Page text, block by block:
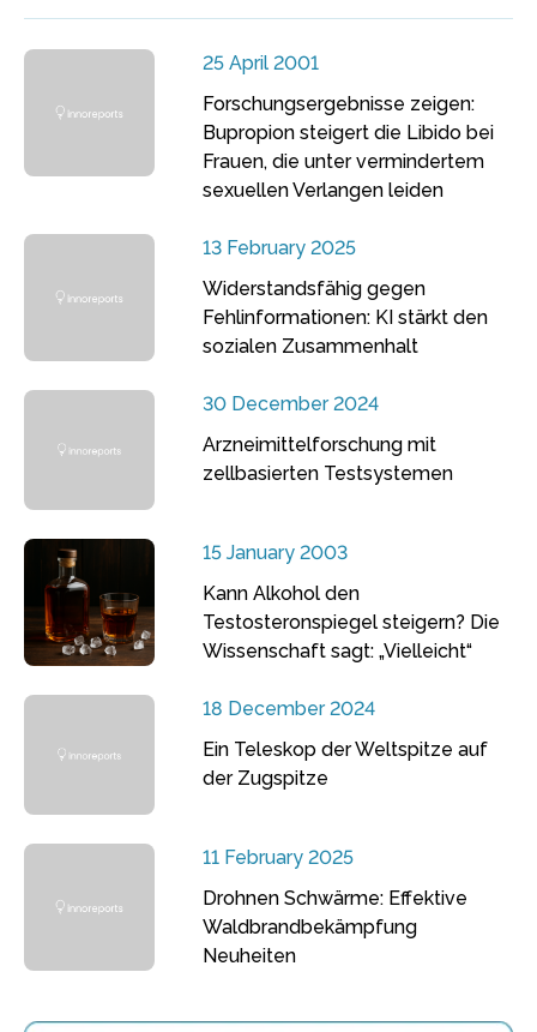
25 April 2001
Forschungsergebnisse zeigen:
Bupropion steigert die Libido bei
Frauen, die unter vermindertem
sexuellen Verlangen leiden
13 February 2025
Widerstandsfähig gegen
Fehlinformationen: KI stärkt den
sozialen Zusammenhalt
30 December 2024
Arzneimittelforschung mit
zellbasierten Testsystemen
15 January 2003
Kann Alkohol den
Testosteronspiegel steigern? Die
Wissenschaft sagt: „Vielleicht“
18 December 2024
Ein Teleskop der Weltspitze auf
der Zugspitze
11 February 2025
Drohnen Schwärme: Effektive
Waldbrandbekämpfung
Neuheiten